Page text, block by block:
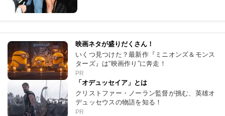
映画ネタが盛りだくさん！
いくつ見つけた？最新作『ミニオンズ＆モンス
ターズ』は“映画作り”に奔走！
PR
「オデュッセイア」とは
クリストファー・ノーラン監督が挑む、英雄オ
デュッセウスの物語を知る！
PR